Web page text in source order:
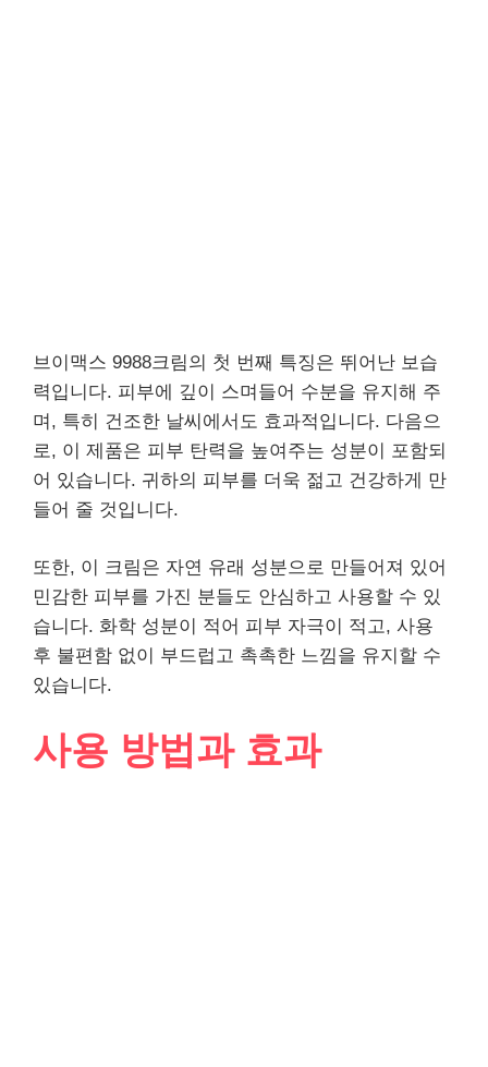
브이맥스 9988크림의 첫 번째 특징은 뛰어난 보습
력입니다. 피부에 깊이 스며들어 수분을 유지해 주
며, 특히 건조한 날씨에서도 효과적입니다. 다음으
로, 이 제품은 피부 탄력을 높여주는 성분이 포함되
어 있습니다. 귀하의 피부를 더욱 젊고 건강하게 만
들어 줄 것입니다.
또한, 이 크림은 자연 유래 성분으로 만들어져 있어
민감한 피부를 가진 분들도 안심하고 사용할 수 있
습니다. 화학 성분이 적어 피부 자극이 적고, 사용
후 불편함 없이 부드럽고 촉촉한 느낌을 유지할 수
있습니다.
사용 방법과 효과